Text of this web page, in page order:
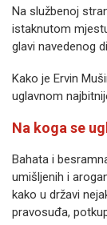
Na službenoj
istaknutom
glavi navedenog
Kako je Ervin
uglavnom
Na koga se
Bahata i
umišljenih i
kako u državi
pravosuđa,